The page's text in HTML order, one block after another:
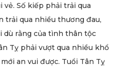
Số kiếp phải trải qua
trải qua nhiều thương đau,
dù rằng của tình thân tộc
Tỵ phải vượt qua nhiều khổ
an vui được. Tuổi Tân Tỵ